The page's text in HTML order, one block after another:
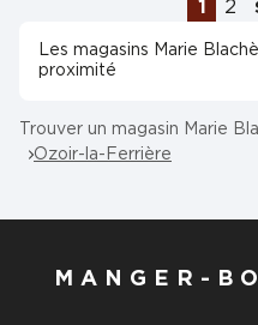
1 2
Les magasins Marie
proximité
Trouver un magasin Marie
Ozoir-la-Ferrière
MANGER-